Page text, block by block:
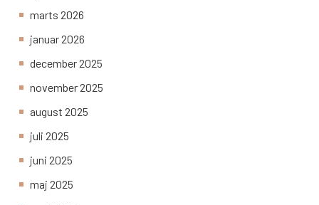
marts 2026
januar 2026
december 2025
november 2025
august 2025
juli 2025
juni 2025
maj 2025